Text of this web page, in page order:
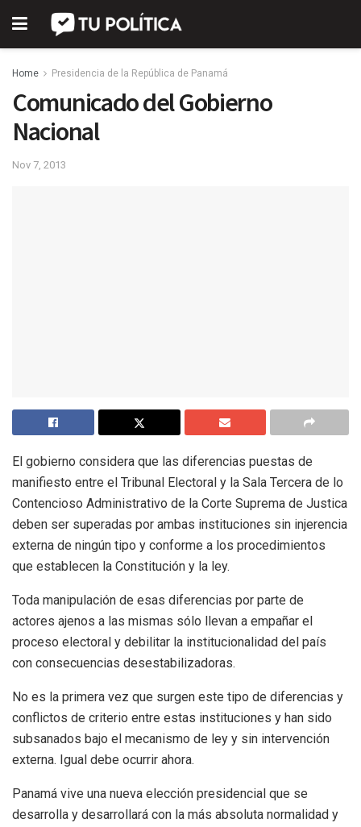
Home Presidencia de la República de Panamá
Comunicado del Gobierno
Nacional
Nov 7, 2013
El gobierno considera que las diferencias puestas de
manifiesto entre el Tribunal Electoral y la Sala Tercera de lo
Contencioso Administrativo de la Corte Suprema de Justica
deben ser superadas por ambas instituciones sin injerencia
externa de ningún tipo y conforme a los procedimientos
que establecen la Constitución y la ley.
Toda manipulación de esas diferencias por parte de
actores ajenos a las mismas sólo llevan a empañar el
proceso electoral y debilitar la institucionalidad del país
con consecuencias desestabilizadoras.
No es la primera vez que surgen este tipo de diferencias y
conflictos de criterio entre estas instituciones y han sido
subsanados bajo el mecanismo de ley y sin intervención
externa. Igual debe ocurrir ahora.
Panamá vive una nueva elección presidencial que se
desarrolla y desarrollará con la más absoluta normalidad y